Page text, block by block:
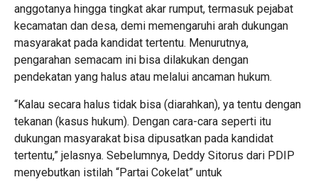
anggotanya hingga tingkat akar rumput, termasuk pejabat
kecamatan dan desa, demi memengaruhi arah dukungan
masyarakat pada kandidat tertentu. Menurutnya,
pengarahan semacam ini bisa dilakukan dengan
pendekatan yang halus atau melalui ancaman hukum.
“Kalau secara halus tidak bisa (diarahkan), ya tentu dengan
tekanan (kasus hukum). Dengan cara-cara seperti itu
dukungan masyarakat bisa dipusatkan pada kandidat
tertentu,” jelasnya. Sebelumnya, Deddy Sitorus dari PDIP
menyebutkan istilah “Partai Cokelat” untuk